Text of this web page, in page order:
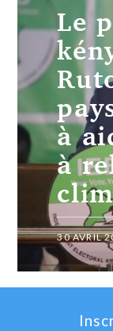
Le
à
à
30 AVRIL